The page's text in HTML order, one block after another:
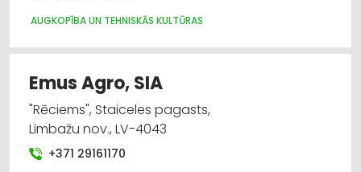
AUGKOPĪBA UN TEHNISKĀS KULTŪRAS
Emus Agro, SIA
"Rēciems", Staiceles pagasts,
Limbažu nov., LV-4043
+371 29161170